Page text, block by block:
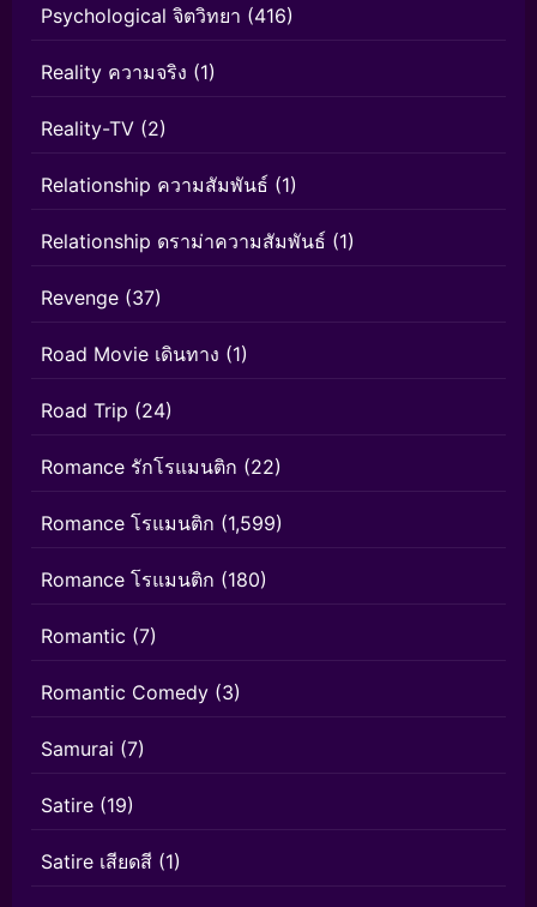
Psychological จิตวิทยา (416)
Reality ความจริง (1)
Reality-TV (2)
Relationship ความสัมพันธ์ (1)
Relationship ดราม่าความสัมพันธ์ (1)
Revenge (37)
Road Movie เดินทาง (1)
Road Trip (24)
Romance รักโรแมนติก (22)
Romance โรแมนติก (1,599)
Romance โรแมนติก (180)
Romantic (7)
Romantic Comedy (3)
Samurai (7)
Satire (19)
Satire เสียดสี (1)